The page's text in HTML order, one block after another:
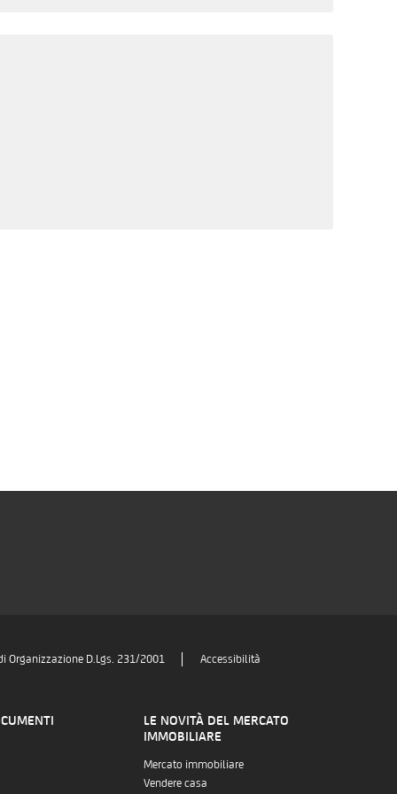
Organizzazione D.Lgs. 231/2001 Accessibilità
LE NOVITÀ DEL MERCATO
IMMOBILIARE
Mercato immobiliare
Vendere casa